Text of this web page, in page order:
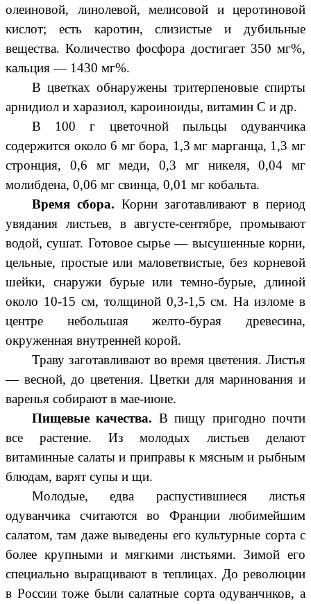
олеиновой, линолевой, мелисовой и церотиновой
кислот; есть каротин, слизистые и дубильные
вещества. Количество фосфора достигает 350 мг%,
кальция — 1430 мг%.
В цветках обнаружены тритерпеновые спирты
арнидиол и харазиол, кароиноиды, витамин C и др.
В 100 г цветочной пыльцы одуванчика
содержится около 6 мг бора, 1,3 мг марганца, 1,3 мг
стронция, 0,6 мг меди, 0,3 мг никеля, 0,04 мг
молибдена, 0,06 мг свинца, 0,01 мг кобальта.
Время сбора. Корни заготавливают в период
увядания листьев, в августе-сентябре, промывают
водой, сушат. Готовое сырье — высушенные корни,
цельные, простые или маловетвистые, без корневой
шейки, снаружи бурые или темно-бурые, длиной
около 10-15 см, толщиной 0,3-1,5 см. На изломе в
центре небольшая желто-бурая древесина,
окруженная внутренней корой.
Траву заготавливают во время цветения. Листья
— весной, до цветения. Цветки для маринования и
варенья собирают в мае-июне.
Пищевые качества. В пищу пригодно почти
все растение. Из молодых листьев делают
витаминные салаты и приправы к мясным и рыбным
блюдам, варят супы и щи.
Молодые, едва распустившиеся листья
одуванчика считаются во Франции любимейшим
салатом, там даже выведены его культурные сорта с
более крупными и мягкими листьями. Зимой его
специально выращивают в теплицах. До революции
в России тоже были салатные сорта одуванчиков, а